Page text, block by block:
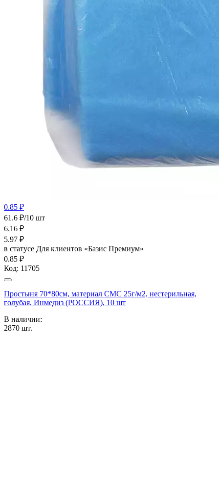
0.85 ₽
61.6 ₽/10 шт
6.16 ₽
5.97 ₽
в статусе Для клиентов «Базис Премиум»
0.85 ₽
Код: 11705
Простыня 70*80см, материал СМС 25г/м2, нестерильная,
голубая, Инмедиз (РОССИЯ), 10 шт
В наличии:
2870 шт.